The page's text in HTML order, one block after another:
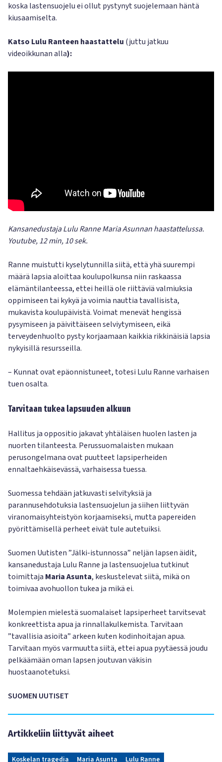
koska lastensuojelu ei ollut pystynyt suojelemaan häntä
kiusaamiselta.
Katso Lulu Ranteen haastattelu (juttu jatkuu
videoikkunan alla):
Kansanedustaja Lulu Ranne Maria Asunnan haastattelussa.
Youtube, 12 min, 10 sek.
Ranne muistutti kyselytunnilla siitä, että yhä suurempi
määrä lapsia aloittaa koulupolkunsa niin raskaassa
elämäntilanteessa, ettei heillä ole riittäviä valmiuksia
oppimiseen tai kykyä ja voimia nauttia tavallisista,
mukavista koulupäivistä. Voimat menevät hengissä
pysymiseen ja päivittäiseen selviytymiseen, eikä
terveydenhuolto pysty korjaamaan kaikkia rikkinäisiä lapsia
nykyisillä resursseilla.
– Kunnat ovat epäonnistuneet, totesi Lulu Ranne varhaisen
tuen osalta.
Tarvitaan tukea lapsuuden alkuun
Hallitus ja oppositio jakavat yhtäläisen huolen lasten ja
nuorten tilanteesta. Perussuomalaisten mukaan
perusongelmana ovat puutteet lapsiperheiden
ennaltaehkäisevässä, varhaisessa tuessa.
Suomessa tehdään jatkuvasti selvityksiä ja
parannusehdotuksia lastensuojelun ja siihen liittyvän
viranomaisyhteistyön korjaamiseksi, mutta papereiden
pyörittämisellä perheet eivät tule autetuiksi.
Suomen Uutisten ”Jälki-istunnossa” neljän lapsen äidit,
kansanedustaja Lulu Ranne ja lastensuojelua tutkinut
toimittaja Maria Asunta, keskustelevat siitä, mikä on
toimivaa avohuollon tukea ja mikä ei.
Molempien mielestä suomalaiset lapsiperheet tarvitsevat
konkreettista apua ja rinnallakulkemista. Tarvitaan
”tavallisia asioita” arkeen kuten kodinhoitajan apua.
Tarvitaan myös varmuutta siitä, ettei apua pyytäessä joudu
pelkäämään oman lapsen joutuvan väkisin
huostaanotetuksi.
SUOMEN UUTISET
Artikkeliin liittyvät aiheet
Koskelan tragedia Maria Asunta Lulu Ranne